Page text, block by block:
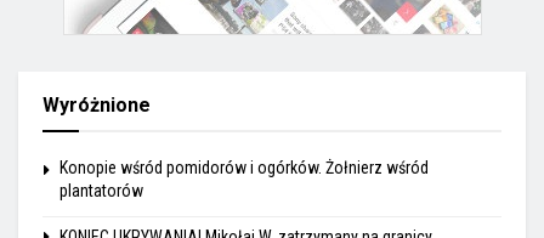
Wyróżnione
Konopie wśród pomidorów i ogórków. Żołnierz wśród
plantatorów